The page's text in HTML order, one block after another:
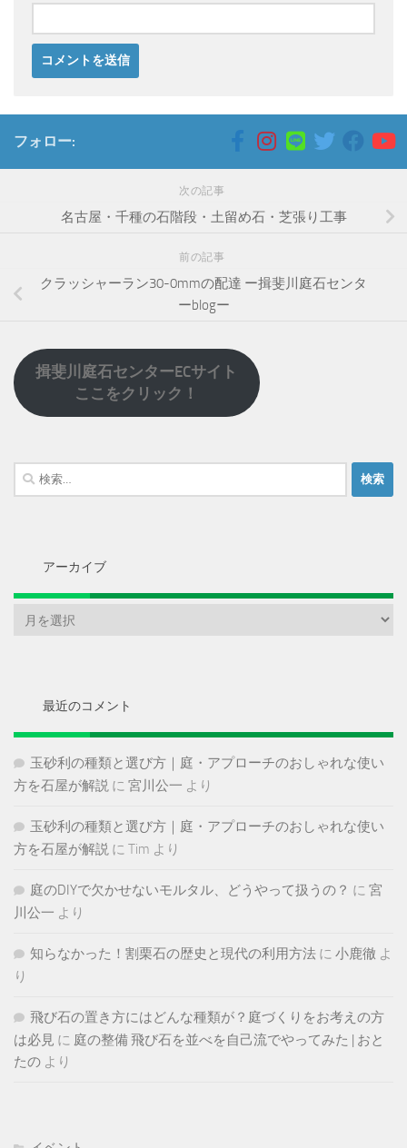
フォロー:
次の記事
名古屋・千種の石階段・土留め石・芝張り工事
前の記事
クラッシャーラン30-0mmの配達 ー揖斐川庭石センタ
ーblogー
揖斐川庭石センターECサイト
ここをクリック！
検
索:
アーカイブ
最近のコメント
玉砂利の種類と選び方｜庭・アプローチのおしゃれな使い
方を石屋が解説 に 宮川公一 より
玉砂利の種類と選び方｜庭・アプローチのおしゃれな使い
方を石屋が解説 に Tim より
庭のDIYで欠かせないモルタル、どうやって扱うの？ に 宮
川公一 より
知らなかった！割栗石の歴史と現代の利用方法 に 小鹿徹 よ
り
飛び石の置き方にはどんな種類が？庭づくりをお考えの方
は必見 に 庭の整備 飛び石を並べを自己流でやってみた | おと
たの より